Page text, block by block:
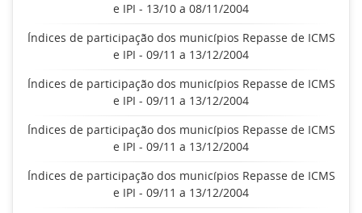
e IPI - 13/10 a 08/11/2004
Índices de participação dos municípios Repasse de ICMS
e IPI - 09/11 a 13/12/2004
Índices de participação dos municípios Repasse de ICMS
e IPI - 09/11 a 13/12/2004
Índices de participação dos municípios Repasse de ICMS
e IPI - 09/11 a 13/12/2004
Índices de participação dos municípios Repasse de ICMS
e IPI - 09/11 a 13/12/2004